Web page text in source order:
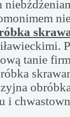
tanie
i